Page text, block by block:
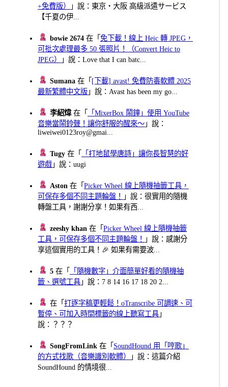
+免費版）
」說：東京・大阪 高級派遣サービス
【千夏の伊...
bowie 2674 在「免下載！線上 Heic 轉 JPEG，
可批次處理最多 50 張照片！（Convert Heic to
JPEG）
」說：Love that I can batc...
Sumana 在「 [下載] avast! 免費防毒軟體 2025
最新繁體中文版 」說：Avast has been my go...
李紹煒在「
「MixerBox 鬧鐘」使用 YouTube
音樂當鬧鈴聲！讓你舒服的醒來～ 」說：
liweiwei0123roy@gmai...
Tugy 在「
「打地鼠學唐詩」讓你長智慧的好
遊戲 」說：uugi
Aston 在「Picker Wheel 線上隨機抽籤工具，
可保存多個不同主題輪盤！
」說：很實用的隨機
轉盤工具，謝謝分享！如果有西...
zeeshy khan 在「Picker Wheel 線上隨機抽籤
工具，可保存多個不同主題輪盤！
」說：感謝分
享這個實用的工具！🎉 如果有需要波...
5 在「
「隨機數字」介面簡單好看的隨機抽
籤、選號工具 」說：7 8 14 16 17 18 20 2...
在「打逐字稿更輕鬆！oTranscribe 可調速、可
暫停、可加入時間標籤的線上聽寫工具 」
說：？？？
SongFromLink 在「 SoundHound 用「哼歌」
的方式找歌（音樂識別軟體）
」說：這篇介紹
SoundHound 的情境很...